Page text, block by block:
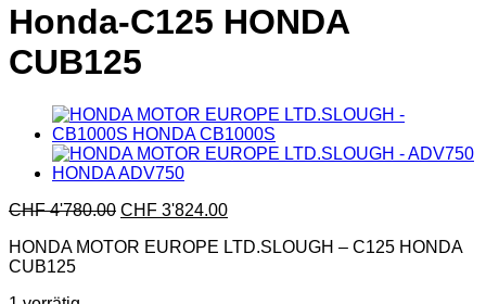
Honda-C125 HONDA
CUB125
CHF4'780.00 CHF 3'824.00
HONDA MOTOR EUROPE LTD.SLOUGH – C125 HONDA
CUB125